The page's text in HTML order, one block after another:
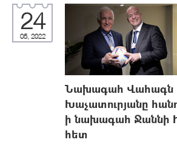
24
05, 2022
Նախագահ Վահագն
Խաչատուրյանը
ի նախագահ Ջաննի
հետ